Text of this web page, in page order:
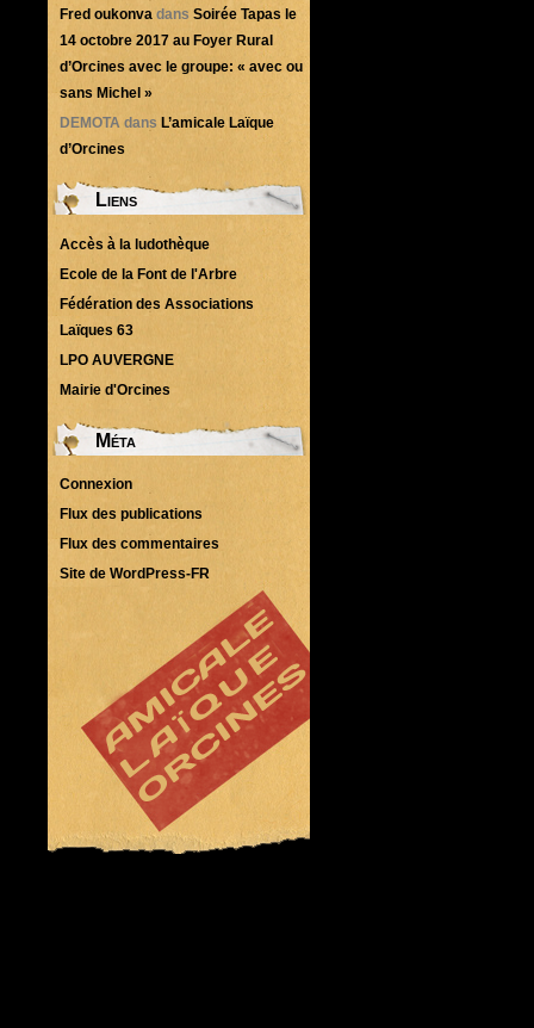
Fred oukonva dans Soirée Tapas le
14 octobre 2017 au Foyer Rural
d’Orcines avec le groupe: « avec ou
sans Michel »
DEMOTA dans L’amicale Laïque
d’Orcines
Liens
Accès à la ludothèque
Ecole de la Font de l'Arbre
Fédération des Associations
Laïques 63
LPO AUVERGNE
Mairie d'Orcines
Méta
Connexion
Flux des publications
Flux des commentaires
Site de WordPress-FR